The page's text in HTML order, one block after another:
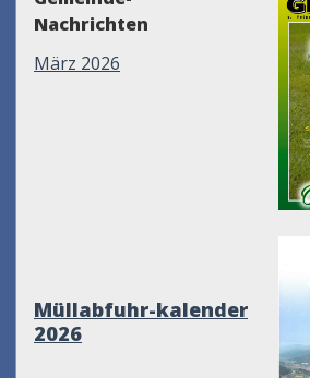
Nachrichten
März 2026
Müllabfuhr-kalender
2026